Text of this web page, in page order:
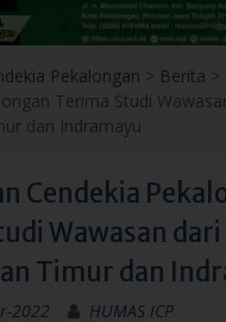
Pekalongan > Berita >
Terima Studi
dan Indramayu
Cendekia
Wawasan
Timur dan
2022 HUMAS ICP